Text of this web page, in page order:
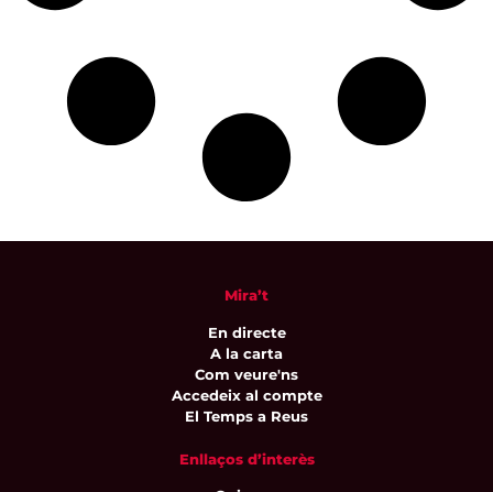
Mira’t
En directe
A la carta
Com veure'ns
Accedeix al compte
El Temps a Reus
Enllaços d’interès